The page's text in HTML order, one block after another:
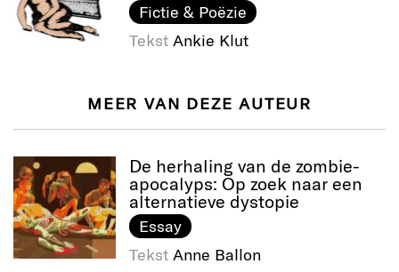
Fictie & Poëzie
Tekst Ankie Klut
MEER VAN DEZE AUTEUR
De herhaling van de zombie-
apocalyps: Op zoek naar een
alternatieve dystopie
Essay
Tekst Anne Ballon